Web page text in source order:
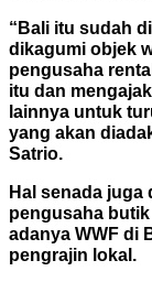
“Bali itu sudah
dikagumi objek
pengusaha
itu dan
lainnya untuk
yang akan
Satrio.
Hal senada
pengusaha
adanya WWF di
pengrajin lokal.